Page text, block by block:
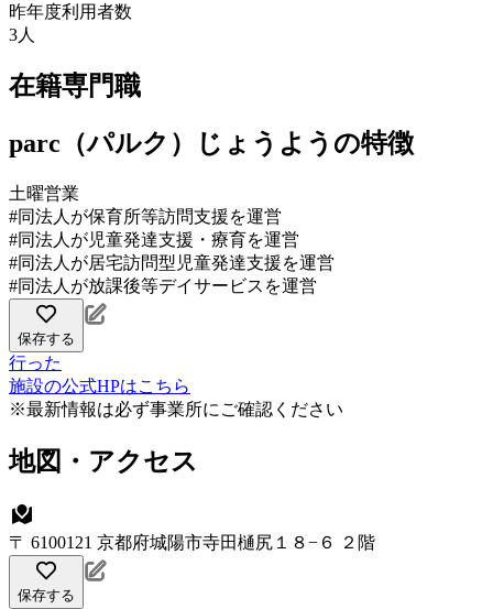
昨年度利用者数
3人
在籍専門職
parc（パルク）じょうようの特徴
土曜営業
#同法人が保育所等訪問支援を運営
#同法人が児童発達支援・療育を運営
#同法人が居宅訪問型児童発達支援を運営
#同法人が放課後等デイサービスを運営
保存する
行った
施設の公式HPはこちら
※最新情報は必ず事業所にご確認ください
地図・アクセス
〒 6100121 京都府城陽市寺田樋尻１８−６ ２階
保存する